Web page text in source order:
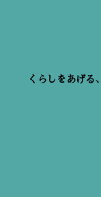
くらしをあげる